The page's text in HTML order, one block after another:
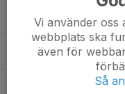
77. Calle Carnegård
78. Lucas
88. Linus
Vi använder
webbplats ska
även för
Så